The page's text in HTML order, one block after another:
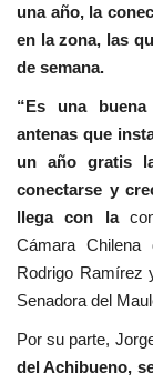
una año, la
en la zona, las
de semana.
“Es una
antenas que
un año gratis
conectarse y
llega con la
Cámara Chilena
Rodrigo Ramírez
Senadora del
Por su parte,
del Achibueno,